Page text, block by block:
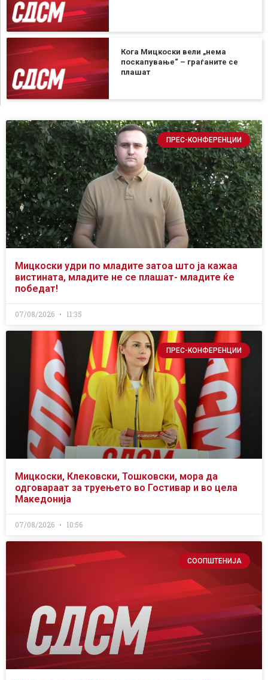
Кога Мицкоски вели „нема
поскапување“ – граѓаните се
плашат
ПРЕС-КОНФЕРЕНЦИИ
Мицкоски удри по младите затоа што ја кажаа
вистината, младите не се плашат- младите ќе
победат!
07/08/2026 11:35
ПРЕС-КОНФЕРЕНЦИИ
Мицкоски, Клековски, Тошковски, мора да
одговараат за труењето во Гостивар и во цела
Македонија
07/08/2026 10:56
СООПШТЕНИЈА